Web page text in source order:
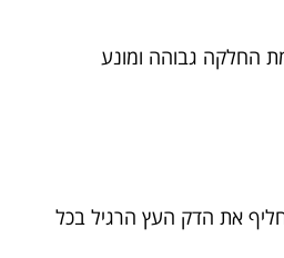
החלקה גבוהה ומונע
את הדק העץ הרגיל בכל